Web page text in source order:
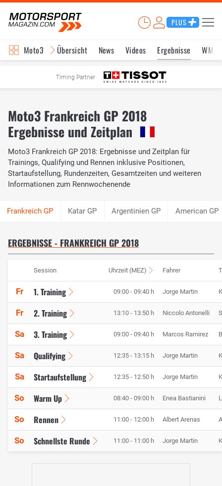
PLUS
Moto3 Übersicht News Videos Ergebnisse WM-
Timing Partner
Moto3 Frankreich GP 2018
Ergebnisse und Zeitplan
Moto3 Frankreich GP 2018: Ergebnisse und Zeitplan für
Trainings, Qualifying und Rennen inklusive Positionen,
Startaufstellung, Rundenzeiten, Gesamtzeiten und weiteren
Informationen zum Rennwochenende
Katar GP Argentinien GP American GP
ERGEBNISSE - FRANKREICH GP 2018
Session Uhrzeit (MEZ) Fahrer
Fr 1. Training 09:00 - 09:40 h Jorge Martin
Fr 2. Training 13:10 - 13:50 h Niccolo Antonelli
Sa 3. Training 09:00 - 09:40 h Marcos Ramirez
Sa Qualifying 12:35 - 13:15 h Jorge Martin
Sa Startaufstellung 12:35 - 12:50 h Jorge Martin
So Warm Up 08:40 - 09:00 h Enea Bastianini
So Rennen 11:00 - 12:00 h Albert Arenas
So Schnellste Runde 11:00 - 11:00 h Jorge Martin